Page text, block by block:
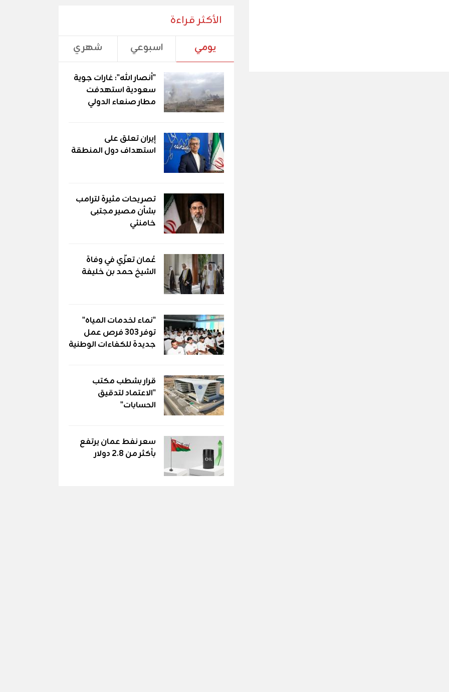
الأكثر قراءة
يومي اسبوعي شهري
"أنصار الله": غارات جوية
سعودية استهدفت
مطار صنعاء الدولي
إيران تعلق على
استهداف دول المنطقة
تصريحات مثيرة لترامب
بشأن مصير مجتبى
خامنئي
عُمان تعزّي في وفاة
الشيخ حمد بن خليفة
"نماء لخدمات المياه"
توفر 303 فرص عمل
جديدة للكفاءات الوطنية
قرار بشطب مكتب
"الاعتماد لتدقيق
الحسابات"
سعر نفط عمان يرتفع
بأكثر من 2.8 دولار